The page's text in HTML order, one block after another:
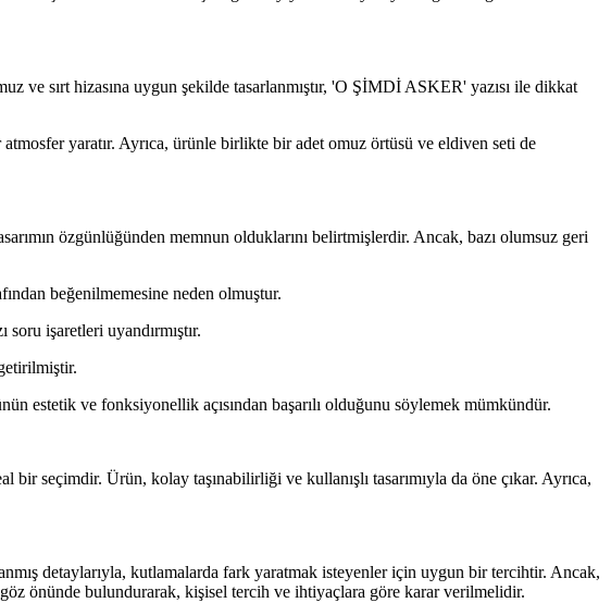
ve sırt hizasına uygun şekilde tasarlanmıştır, 'O ŞİMDİ ASKER' yazısı ile dikkat
yaratır. Ayrıca, ürünle birlikte bir adet omuz örtüsü ve eldiven seti de
özgünlüğünden memnun olduklarını belirtmişlerdir. Ancak, bazı olumsuz geri
beğenilmemesine neden olmuştur.
işaretleri uyandırmıştır.
estetik ve fonksiyonellik açısından başarılı olduğunu söylemek mümkündür.
bir seçimdir. Ürün, kolay taşınabilirliği ve kullanışlı tasarımıyla da öne çıkar. Ayrıca,
detaylarıyla, kutlamalarda fark yaratmak isteyenler için uygun bir tercihtir. Ancak,
önünde bulundurarak, kişisel tercih ve ihtiyaçlara göre karar verilmelidir.